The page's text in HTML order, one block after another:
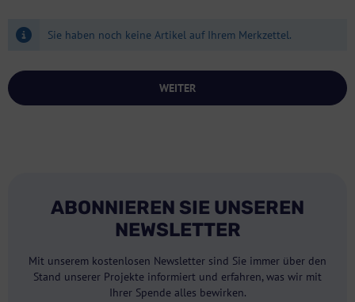
Sie haben noch keine Artikel auf Ihrem Merkzettel.
WEITER
ABONNIEREN SIE UNSEREN
NEWSLETTER
Mit unserem kostenlosen Newsletter sind Sie immer über den
Stand unserer Projekte informiert und erfahren, was wir mit
Ihrer Spende alles bewirken.